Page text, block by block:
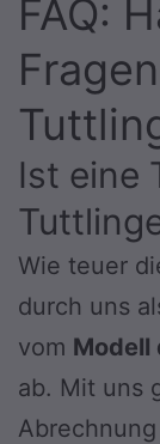
FAQ:
Ist eine
Wie teuer
durch uns
vom Modell
ab. Mit uns